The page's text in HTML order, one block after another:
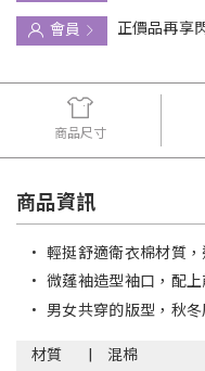
會員
正價品再享
商品尺寸
商品資訊
• 輕挺舒適衛衣棉材質
• 微蓬袖造型袖口，配
• 男女共穿的版型，秋
材質
混棉